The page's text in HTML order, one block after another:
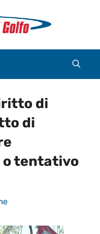
di
di
tentativo